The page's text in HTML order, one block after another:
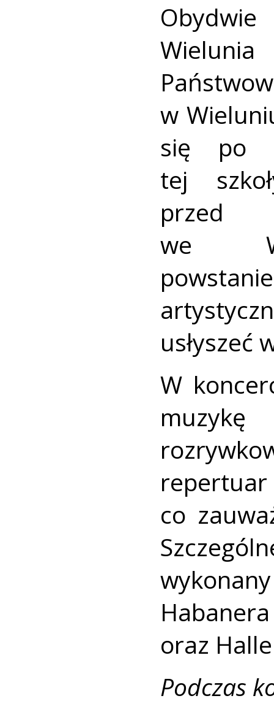
w
się po
tej
przed
we
usłyszeć
W
repertuar
co
oraz
Podczas